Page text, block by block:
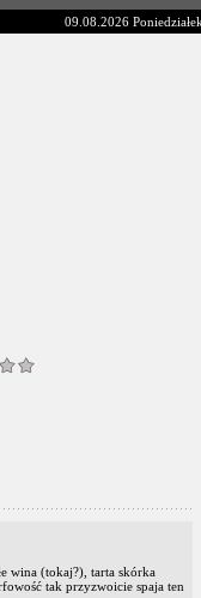
09.08.2026
wina (tokaj?), tarta skórka
tak przyzwoicie spaja ten